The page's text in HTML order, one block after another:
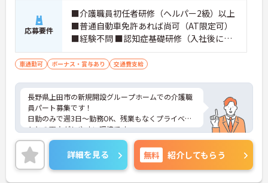
応募要件
■介護職員初任者研修（ヘルパー2級）以上
■普通自動車免許あれば尚可（AT限定可）
■経験不問 ■認知症基礎研修（入社後に受
講可）
車通勤可 ボーナス・賞与あり 交通費支給
長野県上田市の新規開設グループホームでの介護職
員パート募集です！
日勤のみで週3日～勤務OK、残業もなくプライベー
トとの両立がしやすい環境です。
賞与・昇給制度や正社員登用もあり、長く働きたい
方にもおすすめです。ご興味がある方は、ご面接の
ポイントをお伝えしますので、お気軽にお問い合わ
せください。
詳細を見る 無料 紹介してもらう